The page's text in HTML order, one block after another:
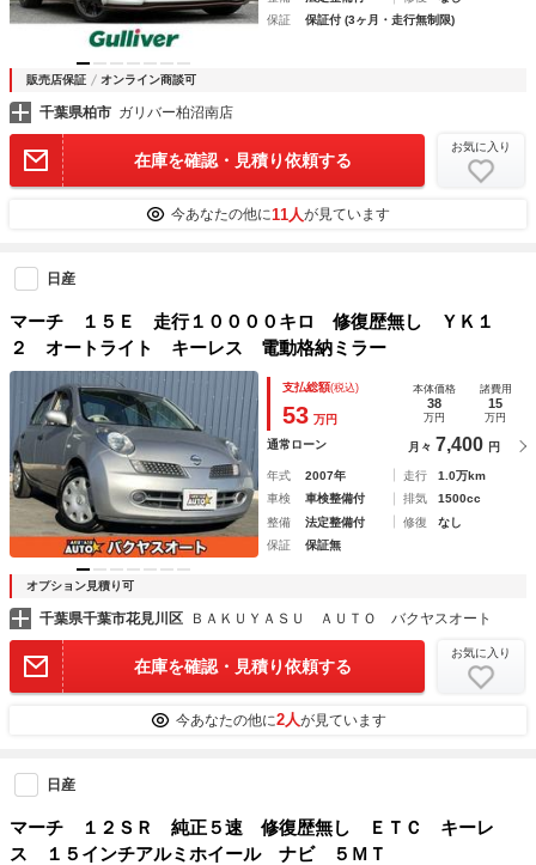
保証
保証付 (3ヶ月・走行無制限)
販売店保証 オンライン商談可
千葉県柏市 ガリバー柏沼南店
在庫を確認・見積り依頼する
お気に入り
今あなたの他に11人が見ています
日産
マーチ １５Ｅ 走行１００００キロ 修復歴無し ＹＫ１
２ オートライト キーレス 電動格納ミラー
支払総額(税込)
53 万円
本体価格
38
万円
諸費用
15
万円
通常ローン 月々 7,400 円
年式 2007年 走行
1.0万km
車検
車検整備付 排気
1500cc
整備
法定整備付 修復
なし
保証
保証無
オプション見積り可
千葉県千葉市花見川区 ＢＡＫＵＹＡＳＵ ＡＵＴＯ バクヤスオート
在庫を確認・見積り依頼する
お気に入り
今あなたの他に2人が見ています
日産
マーチ １２ＳＲ 純正５速 修復歴無し ＥＴＣ キーレ
ス １５インチアルミホイール ナビ ５ＭＴ